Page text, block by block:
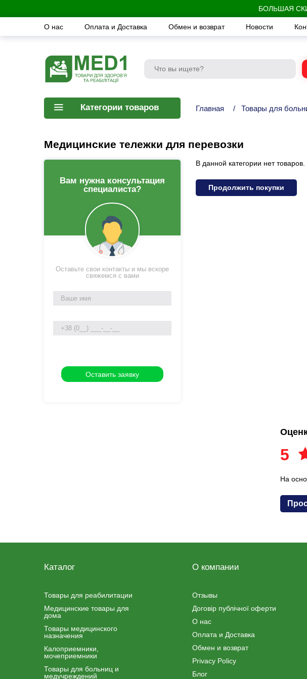
БОЛЬШАЯ
О нас Оплата и Доставка Обмен и возврат Новости
Категории товаров Главная / Товары для
Медицинские тележки для перевозки
Вам нужна консультация
специалиста?
Оставьте свои контакты и мы вскоре
свяжемся с вами
В данной категории нет товаров.
Продолжить покупки
5
На
Каталог
Товары для реабилитации
Медицинские товары для
дома
Товары медицинского
назначения
Калоприемники,
мочеприемники
Товары для больниц и
медучреждений
О компании
Отзывы
Договір публічної оферти
О нас
Оплата и Доставка
Обмен и возврат
Privacy Policy
Блог